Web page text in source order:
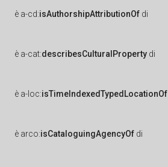
è a-cd:isAuthorshipAttributionOf di
è a-cat:describesCulturalProperty di
è a-loc:isTimeIndexedTypedLocationOf
è arco:isCataloguingAgencyOf di